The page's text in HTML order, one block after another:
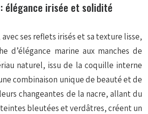
: élégance irisée et solidité
avec ses reflets irisés et sa texture lisse,
d’élégance marine aux manches de
naturel, issu de la coquille interne
combinaison unique de beauté et de
changeantes de la nacre, allant du
teintes bleutées et verdâtres, créent un